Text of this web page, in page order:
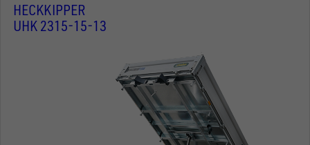
HECKKIPPER
UHK 2315-15-13